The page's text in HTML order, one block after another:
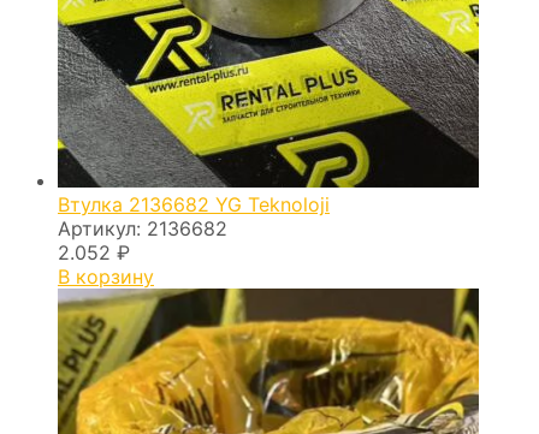
Втулка 2136682 YG Teknoloji
Артикул: 2136682
2.052 ₽
В корзину